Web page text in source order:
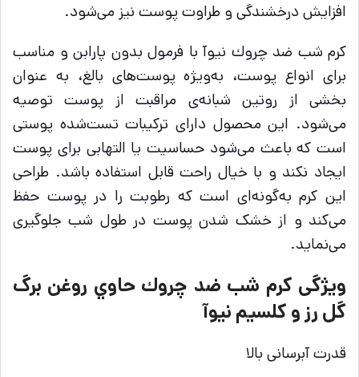
افزایش درخشندگی و طراوت پوست نیز می‌شود.
كرم شب ضد چروك نيوآ با فرمول بدون پارابن و مناسب
برای انواع پوست، به‌ویژه پوست‌های بالغ، به عنوان
بخشی از روتین شبانه‌ی مراقبت از پوست توصیه
می‌شود. این محصول دارای ترکیبات تست‌شده پوستی
است که باعث می‌شود حساسیت یا التهابی برای پوست
ایجاد نکند و با خیال راحت قابل استفاده باشد. طراحی
این کرم به‌گونه‌ای است که رطوبت را در پوست حفظ
می‌کند و از خشک شدن پوست در طول شب جلوگیری
می‌نماید.
ویژگی كرم شب ضد چروك حاوي روغن برگ
گل رز و كلسيم نيوآ
قدرت آبرسانی بالا